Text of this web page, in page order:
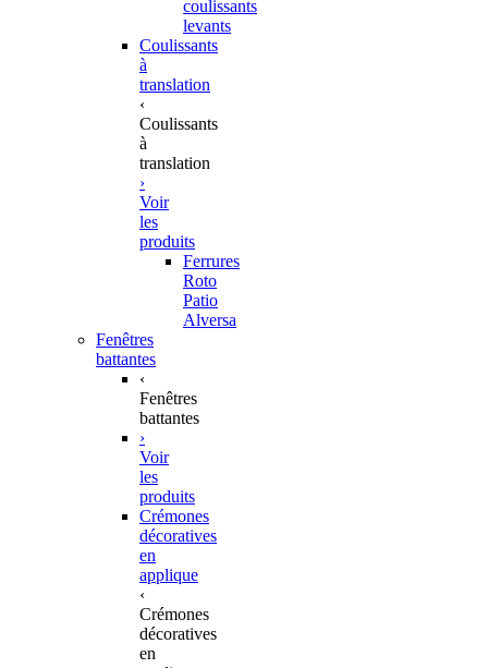
coulissants
levants
Coulissants
à
translation
‹
Coulissants
à
translation
›
Voir
les
produits
Ferrures
Roto
Patio
Alversa
Fenêtres
battantes
‹
Fenêtres
battantes
›
Voir
les
produits
Crémones
décoratives
en
applique
‹
Crémones
décoratives
en